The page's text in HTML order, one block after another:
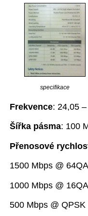
specifikace
Frekvence: 24,05
Šířka pásma: 100
Přenosové
1500 Mbps @
1000 Mbps @
500 Mbps @ QPSK